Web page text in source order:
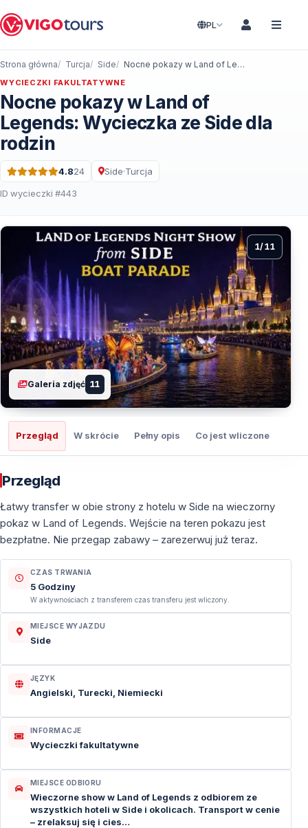
PL
Strona główna Turcja Side Nocne pokazy w Land of Legends: Wycieczka ze Side dla rodzin
WYCIECZKI FAKULTATYWNE
Nocne pokazy w Land of
Legends: Wycieczka ze Side dla
rodzin
Ocena: 4.8 na 5 · 24 Recenzje
4.824 Side·Turcja
ID wycieczki #443
1/11
Galeria zdjęć 11
Przegląd W skrócie Pełny opis Co jest wliczone
Przegląd
Łatwy transfer w obie strony z hotelu w Side na wieczorny
pokaz w Land of Legends. Wejście na teren pokazu jest
bezpłatne. Nie przegap zabawy – zarezerwuj już teraz.
CZAS TRWANIA
5 Godziny
W aktywnościach z transferem czas transferu jest wliczony.
MIEJSCE WYJAZDU
Side
JĘZYK
Angielski, Turecki, Niemiecki
INFORMACJE
Wycieczki fakultatywne
MIEJSCE ODBIORU
Wieczorne show w Land of Legends z odbiorem ze
wszystkich hoteli w Side i okolicach. Transport w cenie
– zrelaksuj się i cies…